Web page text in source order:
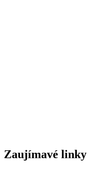
Zaujímavé linky